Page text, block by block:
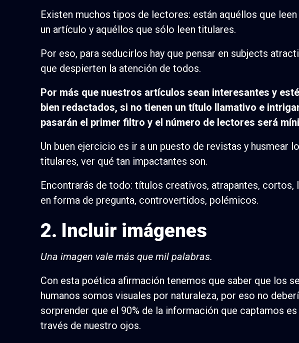
Existen muchos tipos de lectores: están aquéllos que
un artículo y aquéllos que sólo leen titulares.
Por eso, para seducirlos hay que pensar en subjects
que despierten la atención de todos.
Por más que nuestros artículos sean interesantes y
bien redactados, si no tienen un título llamativo e
pasarán el primer filtro y el número de lectores será
Un buen ejercicio es ir a un puesto de revistas y husmear
titulares, ver qué tan impactantes son.
Encontrarás de todo: títulos creativos, atrapantes, cortos,
en forma de pregunta, controvertidos, polémicos.
2. Incluir imágenes
Una imagen vale más que mil palabras.
Con esta poética afirmación tenemos que saber que los
humanos somos visuales por naturaleza, por eso no
sorprender que el 90% de la información que captamos es
través de nuestro ojos.